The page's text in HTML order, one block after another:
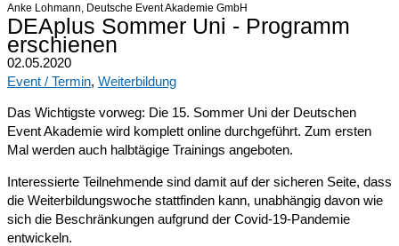
Anke Lohmann, Deutsche Event Akademie GmbH
DEAplus Sommer Uni - Programm
erschienen
02.05.2020
Event / Termin, Weiterbildung
Das Wichtigste vorweg: Die 15. Sommer Uni der Deutschen
Event Akademie wird komplett online durchgeführt. Zum ersten
Mal werden auch halbtägige Trainings angeboten.
Interessierte Teilnehmende sind damit auf der sicheren Seite, dass
die Weiterbildungswoche stattfinden kann, unabhängig davon wie
sich die Beschränkungen aufgrund der Covid-19-Pandemie
entwickeln.